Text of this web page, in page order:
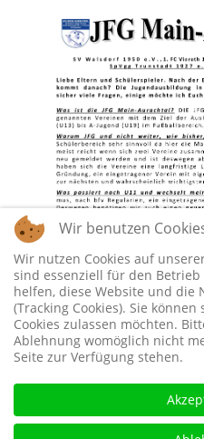
Wir benutzen
Wir nutzen Cookies auf
sind essenziell für den
helfen, diese Website und die
(Tracking Cookies). Sie
Cookies zulassen möchten.
Ablehnung womöglich nicht
Seite zur Verfügung stehen.